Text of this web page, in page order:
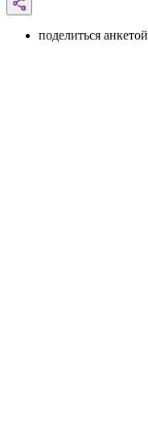
поделиться анкетой